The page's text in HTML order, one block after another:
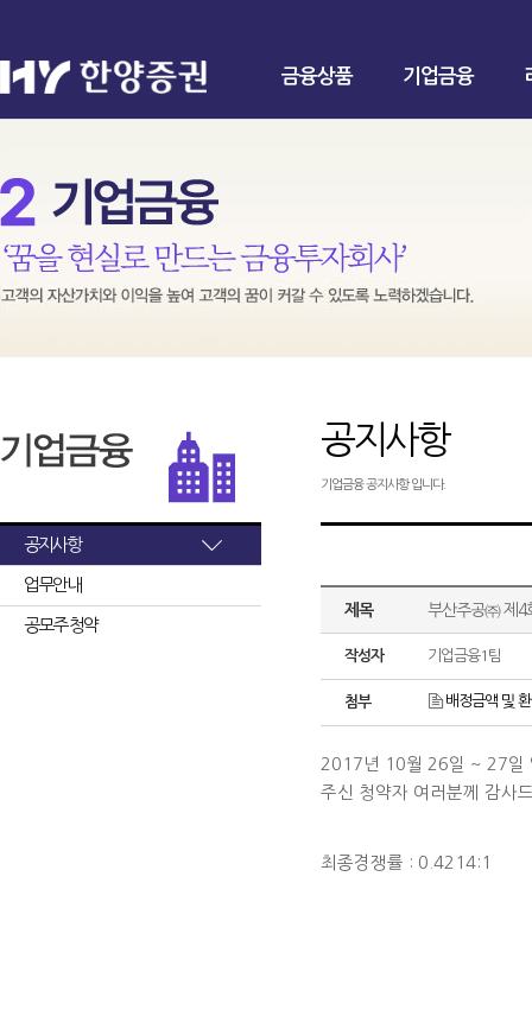
금융상품 기업금융
공지사항
업무안내
공모주 청약
공지사항
기업금융 공지사항 입니다.
제목 부산주공㈜ 제4
작성자 기업금융1팀
첨부 배정금액 및
2017년 10월 26일 ~ 27일
주신 청약자 여러분께 감사
최종경쟁률 : 0.4214:1